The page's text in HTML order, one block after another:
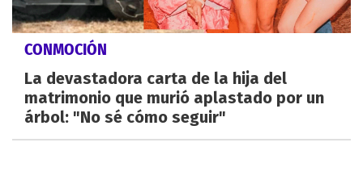
CONMOCIÓN
La devastadora carta de la hija del
matrimonio que murió aplastado por un
árbol: "No sé cómo seguir"